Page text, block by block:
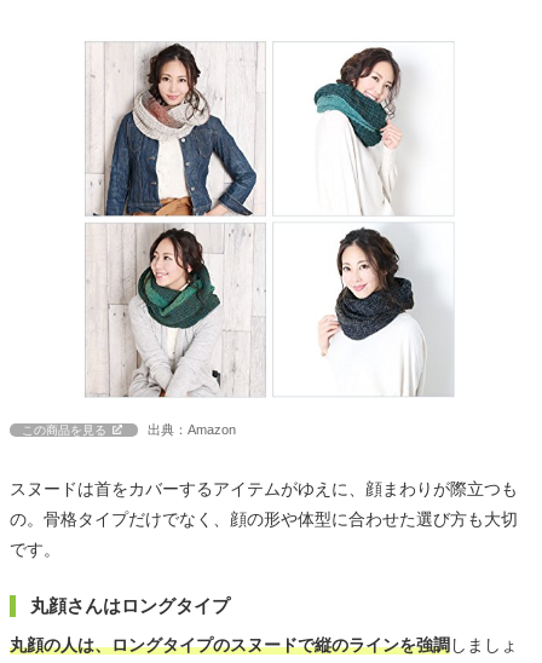
この商品を見る 出典：Amazon
スヌードは首をカバーするアイテムがゆえに、顔まわりが際立つも
の。骨格タイプだけでなく、顔の形や体型に合わせた選び方も大切
です。
丸顔さんはロングタイプ
丸顔の人は、ロングタイプのスヌードで縦のラインを強調しましょ